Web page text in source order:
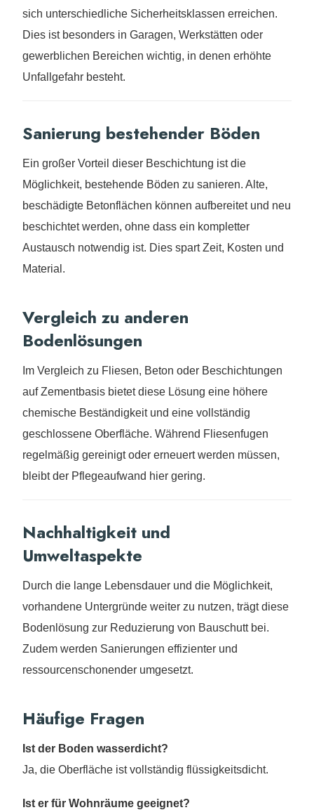
sich unterschiedliche Sicherheitsklassen erreichen.
Dies ist besonders in Garagen, Werkstätten oder
gewerblichen Bereichen wichtig, in denen erhöhte
Unfallgefahr besteht.
Sanierung bestehender Böden
Ein großer Vorteil dieser Beschichtung ist die
Möglichkeit, bestehende Böden zu sanieren. Alte,
beschädigte Betonflächen können aufbereitet und neu
beschichtet werden, ohne dass ein kompletter
Austausch notwendig ist. Dies spart Zeit, Kosten und
Material.
Vergleich zu anderen
Bodenlösungen
Im Vergleich zu Fliesen, Beton oder Beschichtungen
auf Zementbasis bietet diese Lösung eine höhere
chemische Beständigkeit und eine vollständig
geschlossene Oberfläche. Während Fliesenfugen
regelmäßig gereinigt oder erneuert werden müssen,
bleibt der Pflegeaufwand hier gering.
Nachhaltigkeit und
Umweltaspekte
Durch die lange Lebensdauer und die Möglichkeit,
vorhandene Untergründe weiter zu nutzen, trägt diese
Bodenlösung zur Reduzierung von Bauschutt bei.
Zudem werden Sanierungen effizienter und
ressourcenschonender umgesetzt.
Häufige Fragen
Ist der Boden wasserdicht?
Ja, die Oberfläche ist vollständig flüssigkeitsdicht.
Ist er für Wohnräume geeignet?